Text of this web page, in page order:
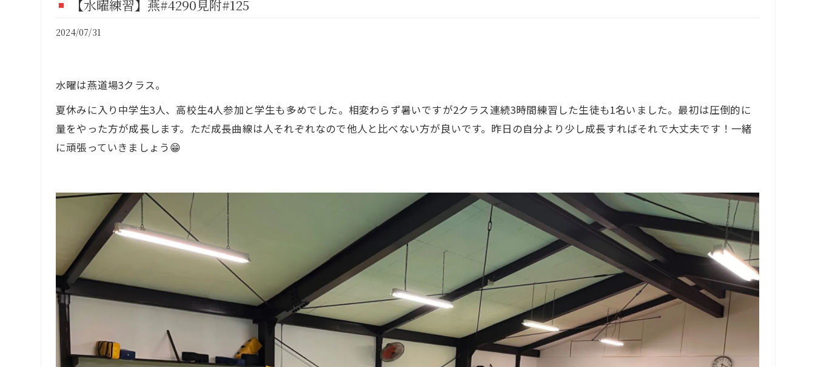
【水曜練習】燕#4290見附#125
2024/07/31
水曜は燕道場3クラス。
夏休みに入り中学生3人、高校生4人参加と学生も多めでした。相変わらず暑いですが2クラス連続3時間練習した生徒も1名いました。最初は圧倒的に
量をやった方が成長します。ただ成長曲線は人それぞれなので他人と比べない方が良いです。昨日の自分より少し成長すればそれで大丈夫です！一緒
に頑張っていきましょう😁